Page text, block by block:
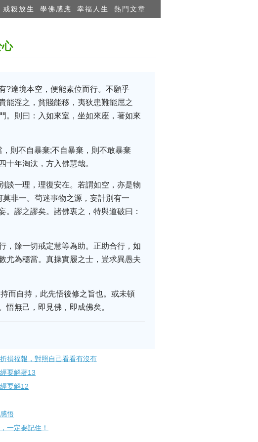
戒殺放生 學佛感應 幸福人生 熱門文章
?達境本空，便能素位而行。不願乎
能淫之，貧賤能移，夷狄患難能屈之
。則曰：入如來室，坐如來座，著如來
則不自暴棄;不自暴棄，則不敢暴棄
十年淘汰，方入佛慧哉。
談一理，理復安在。若謂如空，亦是物
非一。茍迷事物之源，妄計別有一
謬之謬矣。諸佛衷之，特與道破曰：
，餘一切戒定慧等為助。正助合行，如
尤為穩當。真操實履之士，豈求異愚夫
而自持，此先悟後修之旨也。或未頓
無己，即見佛，即成佛矣。
損福報，對照自己看看有沒有
要解著13
要解12
悟
一定要記住！